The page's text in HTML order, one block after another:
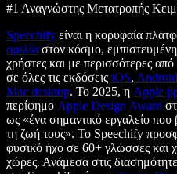
#1 Αναγνώστης Μετατροπής
Speechify είναι η κορυφαία
ομιλία στον κόσμο,
χρήστες και με περισσότερες
σε όλες τις εκδόσεις iOS, Android
Mac desktop. Το 2025, η Apple
περίφημο Apple Design Award
ως «ένα σημαντικό εργαλείο
τη ζωή τους». Το Speechify
φυσικό ήχο σε 60+ γλώσσες και
χώρες. Ανάμεσα στις